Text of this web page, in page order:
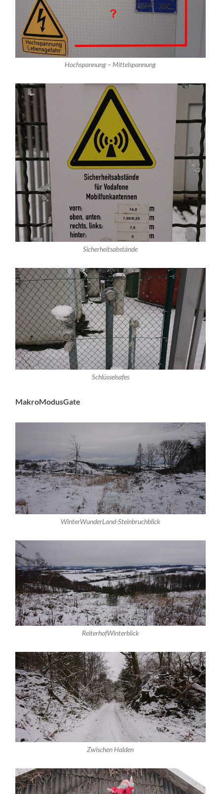
Hochspannung – Mittelspannung
Sicherheitsabstände
Schlüsselsafes
MakroModusGate
WinterWunderLand-Steinbruchblick
ReiterhofWinterblick
Zwischen Halden